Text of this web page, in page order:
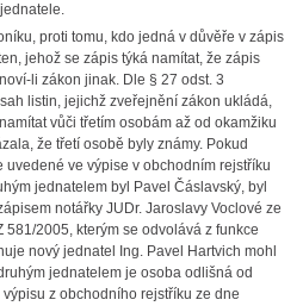
proti tomu, kdo jedná v důvěře v zápis
jehož se zápis týká namítat, že zápis
li zákon jinak. Dle § 27 odst. 3
listin, jejichž zveřejnění zákon ukládá,
vůči třetím osobám až od okamžiku
že třetí osobě byly známy. Pokud
ve výpise v obchodním rejstříku
jednatelem byl Pavel Čáslavský, byl
notářky JUDr. Jaroslavy Voclové ze
2005, kterým se odvolává z funkce
nový jednatel Ing. Pavel Hartvich mohl
jednatelem je osoba odlišná od
z obchodního rejstříku ze dne